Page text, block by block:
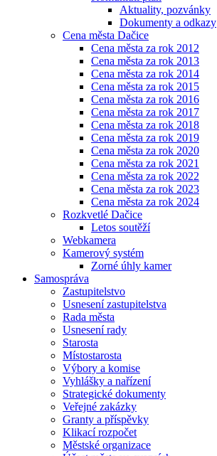
Aktuality, pozvánky
Dokumenty a odkazy
Cena města Dačice
Cena města za rok 2012
Cena města za rok 2013
Cena města za rok 2014
Cena města za rok 2015
Cena města za rok 2016
Cena města za rok 2017
Cena města za rok 2018
Cena města za rok 2019
Cena města za rok 2020
Cena města za rok 2021
Cena města za rok 2022
Cena města za rok 2023
Cena města za rok 2024
Rozkvetlé Dačice
Letos soutěží
Webkamera
Kamerový systém
Zorné úhly kamer
Samospráva
Zastupitelstvo
Usnesení zastupitelstva
Rada města
Usnesení rady
Starosta
Místostarosta
Výbory a komise
Vyhlášky a nařízení
Strategické dokumenty
Veřejné zakázky
Granty a příspěvky
Klikací rozpočet
Městské organizace